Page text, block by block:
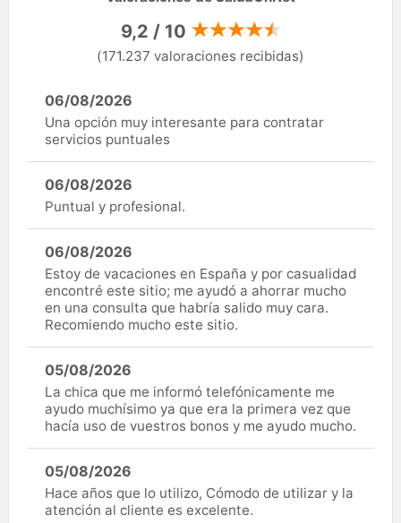
9,2 / 10
(171.237 valoraciones recibidas)
06/08/2026
Una opción muy interesante para contratar
servicios puntuales
06/08/2026
Puntual y profesional.
06/08/2026
Estoy de vacaciones en España y por casualidad
encontré este sitio; me ayudó a ahorrar mucho
en una consulta que habría salido muy cara.
Recomiendo mucho este sitio.
05/08/2026
La chica que me informó telefónicamente me
ayudo muchísimo ya que era la primera vez que
hacía uso de vuestros bonos y me ayudo mucho.
05/08/2026
Hace años que lo utilizo, Cómodo de utilizar y la
atención al cliente es excelente.